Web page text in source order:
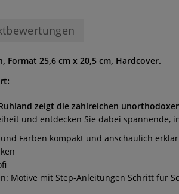
Format 25,6 cm x 20,5 cm, Hardcover.
zeigt die zahlreichen
und entdecken Sie dabei spannende,
Farben kompakt und anschaulich
Motive mit Step-Anleitungen Schritt für